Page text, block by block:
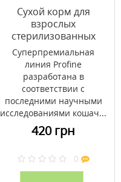
Сухой корм для
взрослых
стерилизованных
котов Profine Cat
Sterilised с курицей и
рисом 2 кг
Суперпремиальная
линия Profine
разработана в
соответствии с
последними научными
исследованиями кошач...
420 грн
0